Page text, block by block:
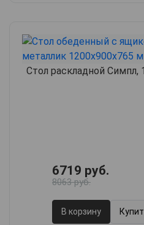
Стол раскладной Симпл,
6719 руб.
8063 руб.
В корзину